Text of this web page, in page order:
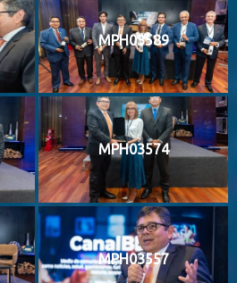
MPH03589
MPH03574
MPH03557